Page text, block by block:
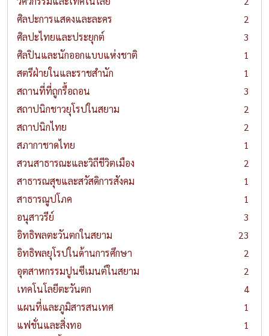
ศิลปะการแสดงและละคร
2
ศิลปะไทยและประยุกต์
3
ศิลปินและนักออกแบบแห่งชาติ
1
สตรีฝ่ายในและราชสำนัก
1
สถานที่ที่ถูกรื้อถอน
3
สถาปนิกชาวยุโรปในสยาม
2
สถาปนิกไทย
2
สภากาชาดไทย
1
สวนสาธารณะและวิถีชีวิตเมือง
2
สาธารณสุขและสวัสดิการสังคม
1
สาธารณูปโภค
1
อนุสาวรีย์
3
อิทธิพลตะวันตกในสยาม
23
อิทธิพลยุโรปในด้านการศึกษา
2
อุตสาหกรรมปูนซีเมนต์ในสยาม
2
เทคโนโลยีตะวันตก
4
แผนที่และภูมิสารสนเทศ
1
แฟชั่นและสิ่งทอ
1